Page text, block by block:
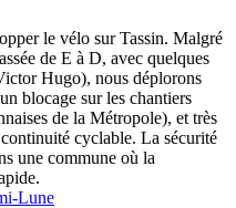
le vélo sur Tassin. Malgré
de E à D, avec quelques
Hugo), nous déplorons
blocage sur les chantiers
de la Métropole), et très
continuité cyclable. La sécurité
une commune où la
Lune